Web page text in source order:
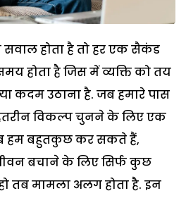
होता है तो हर एक सैकंड
होता है जिस में व्यक्ति को तय
कदम उठाना है. जब हमारे पास
विकल्प चुनने के लिए एक
हम बहुतकुछ कर सकते हैं,
बचाने के लिए सिर्फ कुछ
तब मामला अलग होता है. इन